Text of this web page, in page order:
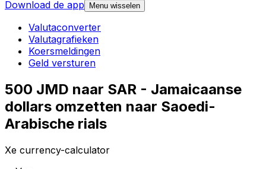
Download de app
Menu wisselen
Valutaconverter
Valutagrafieken
Koersmeldingen
Geld versturen
500 JMD naar SAR - Jamaicaanse
dollars omzetten naar Saoedi-
Arabische rials
Xe currency-calculator